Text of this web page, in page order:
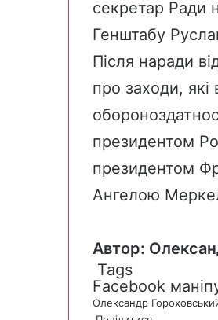
секретар Ради
Генштабу
Після наради
про заходи, які
президентом
президентом
Ангелою
Автор:
Tags
Facebook
Олександр